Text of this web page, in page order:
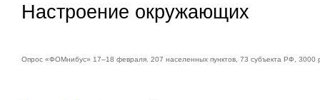
Настроение окружающих
Опрос «ФОМнибус» 17–18 февраля. 207 населенных пунктов, 73 субъекта РФ, 3000